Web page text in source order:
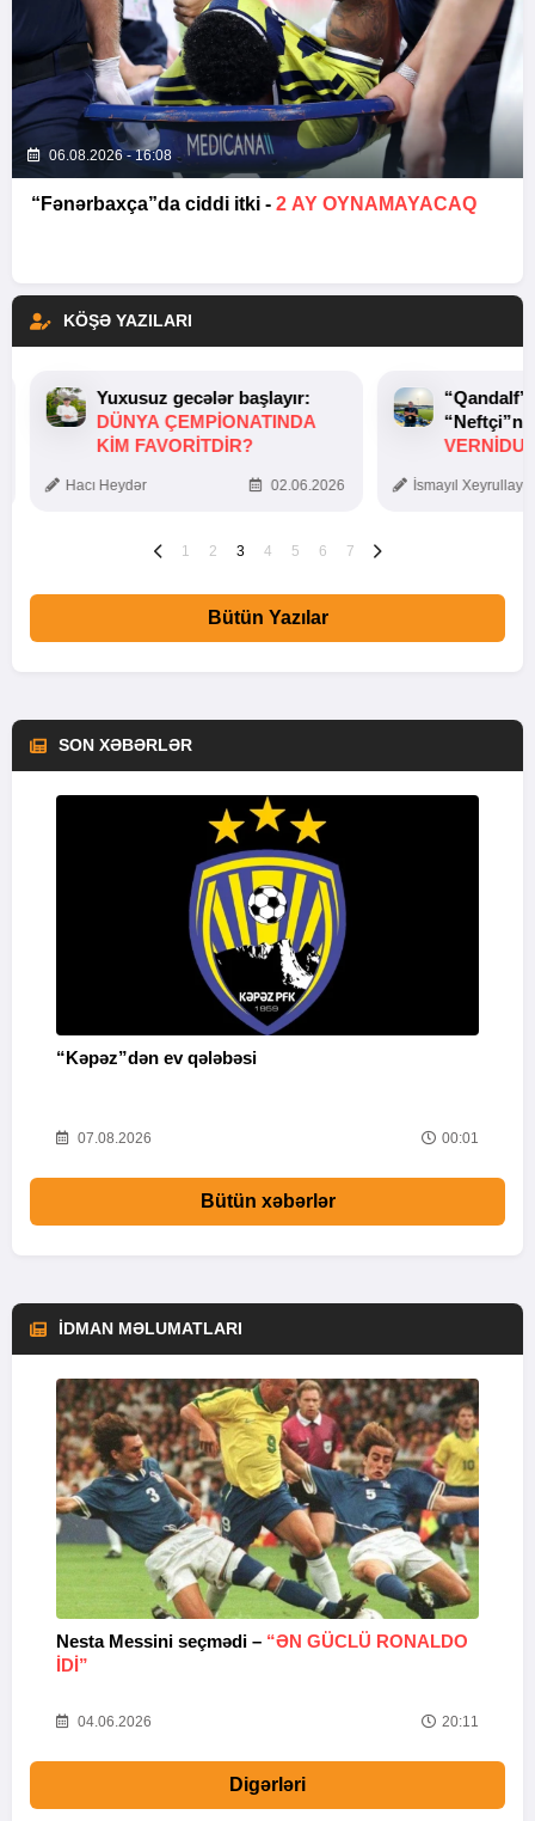
06.08.2026 - 16:08
“Fənərbaxça”da ciddi itki - 2 AY OYNAMAYACAQ
KÖŞƏ YAZILARI
Yuxusuz gecələr başlayır:
DÜNYA ÇEMPIONATINDA
KIM FAVORITDIR?
Hacı Heydər 02.06.2026 İsmayıl
1 2 3 4 5 6 7
Bütün Yazılar
SON XƏBƏRLƏR
“Kəpəz”dən ev qələbəsi
07.08.2026 00:01
Bütün xəbərlər
İDMAN MƏLUMATLARI
Nesta Messini seçmədi – “ƏN GÜCLÜ RONALDO
IDI”
04.06.2026 20:11
Digərləri